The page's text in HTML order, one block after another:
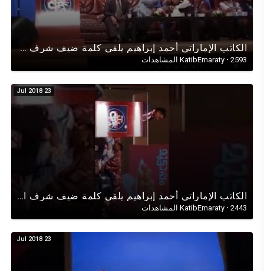
الكاتب اﻹماراتي أحمد إبراهيم يلقي كلمة ضيف شرف في الحفل السنوي لمسلمي الهند في دبي يوم 13 يناير 2017
KatibEmaraty · 2593 المشاهدات
23 Jul 2018
الكاتب اﻹماراتي أحمد إبراهيم يلقي كلمة ضيف شرف الحفل السنوي لمسلمي الهند في دبي يوم13يناير2017 1
KatibEmaraty · 2443 المشاهدات
23 Jul 2018